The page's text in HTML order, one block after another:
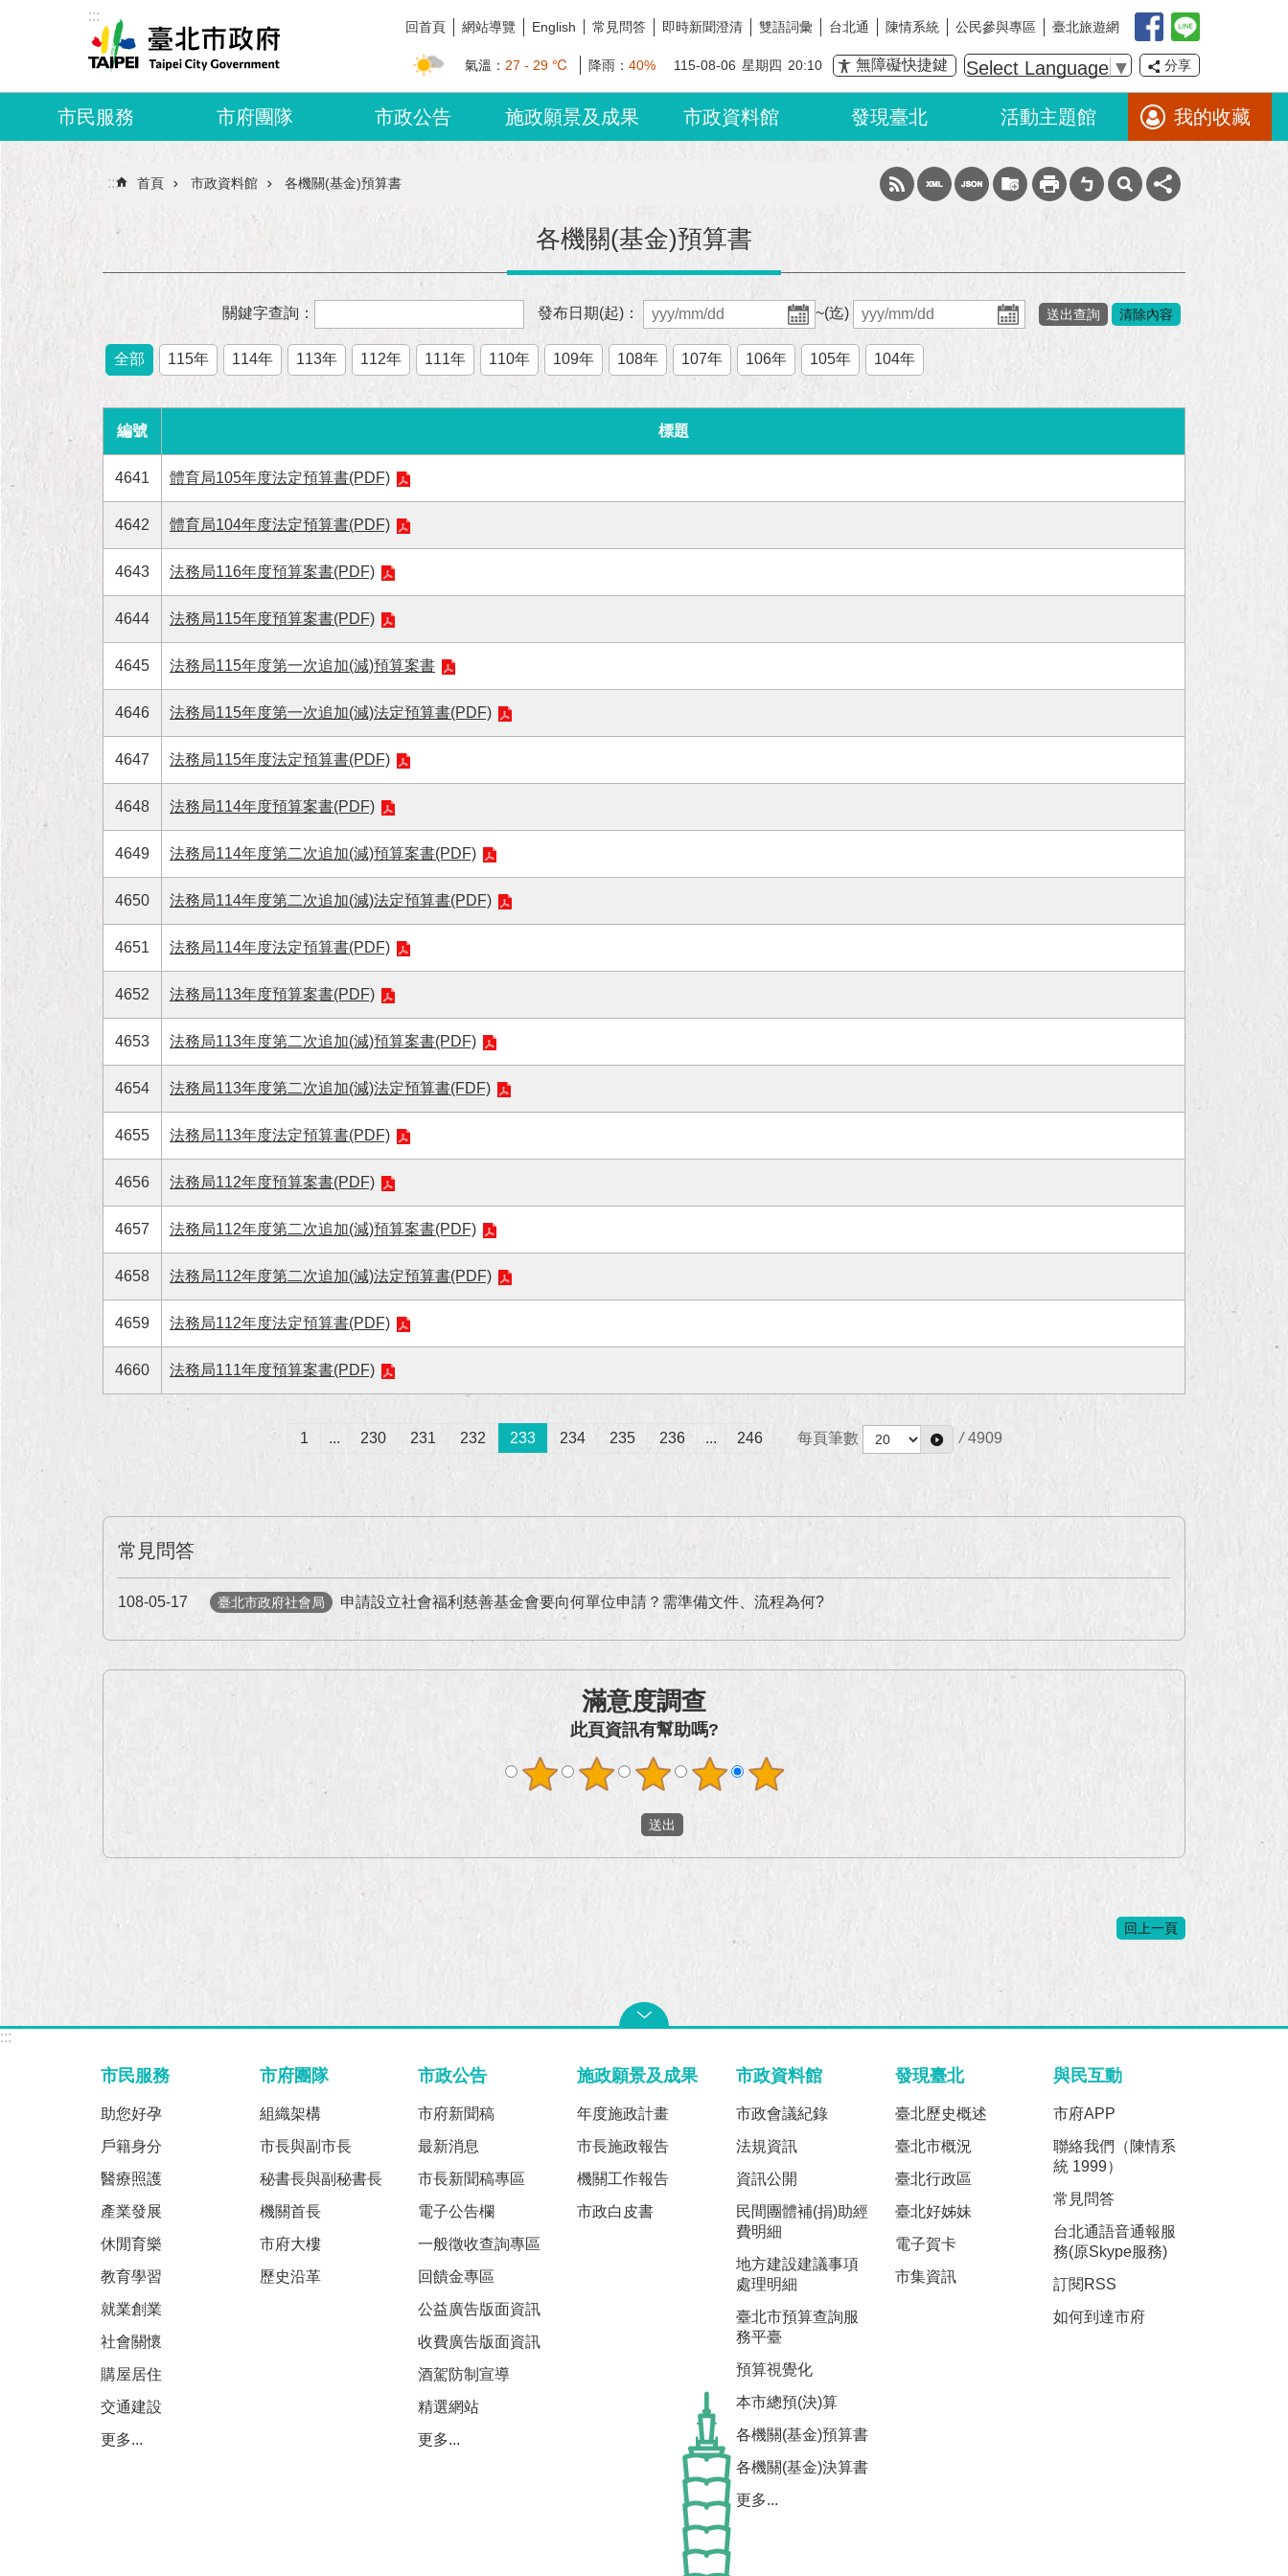
跳到主要內容區塊
:::
回首頁 網站導覽 English 常見問答 即時新聞澄清 雙語詞彙 台北通 陳情系統 公民參與專區 臺北旅遊網
氣溫： 27 - 29 ℃ 降雨： 40% 115-08-06 星期四 20:10 無障礙快捷鍵 Select Language ▼ 分享
市民服務 市府團隊 市政公告 施政願景及成果 市政資料館 發現臺北 活動主題館 我的收藏
::: 首頁 市政資料館 各機關(基金)預算書
各機關(基金)預算書
關鍵字查詢： 發布日期(起)： ~(迄)
全部 115年 114年 113年 112年 111年 110年 109年 108年 107年 106年 105年 104年
編號 標題
4641 體育局105年度法定預算書(PDF)
4642 體育局104年度法定預算書(PDF)
4643 法務局116年度預算案書(PDF)
4644 法務局115年度預算案書(PDF)
4645 法務局115年度第一次追加(減)預算案書
4646 法務局115年度第一次追加(減)法定預算書(PDF)
4647 法務局115年度法定預算書(PDF)
4648 法務局114年度預算案書(PDF)
4649 法務局114年度第二次追加(減)預算案書(PDF)
4650 法務局114年度第二次追加(減)法定預算書(PDF)
4651 法務局114年度法定預算書(PDF)
4652 法務局113年度預算案書(PDF)
4653 法務局113年度第二次追加(減)預算案書(PDF)
4654 法務局113年度第二次追加(減)法定預算書(FDF)
4655 法務局113年度法定預算書(PDF)
4656 法務局112年度預算案書(PDF)
4657 法務局112年度第二次追加(減)預算案書(PDF)
4658 法務局112年度第二次追加(減)法定預算書(PDF)
4659 法務局112年度法定預算書(PDF)
4660 法務局111年度預算案書(PDF)
1 ... 230 231 232 233 234 235 236 ... 246 每頁筆數 / 4909
常見問答
108-05-17 臺北市政府社會局 申請設立社會福利慈善基金會要向何單位申請？需準備文件、流程為何?
滿意度調查
此頁資訊有幫助嗎?
回上一頁
:::
市民服務
助您好孕
戶籍身分
醫療照護
產業發展
休閒育樂
教育學習
就業創業
社會關懷
購屋居住
交通建設
更多...
市府團隊
組織架構
市長與副市長
秘書長與副秘書長
機關首長
市府大樓
歷史沿革
市政公告
市府新聞稿
最新消息
市長新聞稿專區
電子公告欄
一般徵收查詢專區
回饋金專區
公益廣告版面資訊
收費廣告版面資訊
酒駕防制宣導
精選網站
更多...
施政願景及成果
年度施政計畫
市長施政報告
機關工作報告
市政白皮書
市政資料館
市政會議紀錄
法規資訊
資訊公開
民間團體補(捐)助經
費明細
地方建設建議事項
處理明細
臺北市預算查詢服
務平臺
預算視覺化
本市總預(決)算
各機關(基金)預算書
各機關(基金)決算書
更多...
發現臺北
臺北歷史概述
臺北市概況
臺北行政區
臺北好姊妹
電子賀卡
市集資訊
與民互動
市府APP
聯絡我們（陳情系
統 1999）
常見問答
台北通語音通報服
務(原Skype服務)
訂閱RSS
如何到達市府